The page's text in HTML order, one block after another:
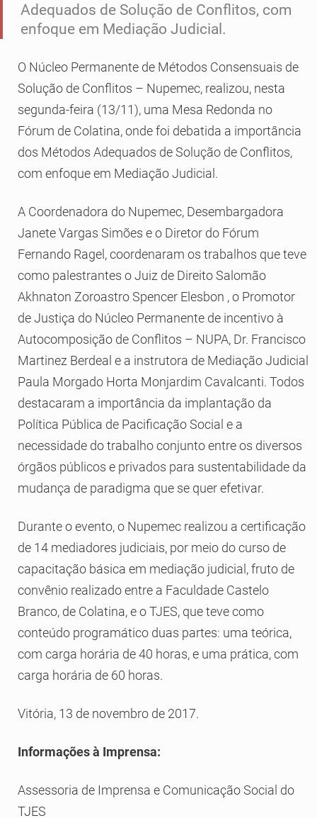
Adequados de Solução de Conflitos, com
enfoque em Mediação Judicial.
O Núcleo Permanente de Métodos Consensuais de
Solução de Conflitos – Nupemec, realizou, nesta
segunda-feira (13/11), uma Mesa Redonda no
Fórum de Colatina, onde foi debatida a importância
dos Métodos Adequados de Solução de Conflitos,
com enfoque em Mediação Judicial.
A Coordenadora do Nupemec, Desembargadora
Janete Vargas Simões e o Diretor do Fórum
Fernando Ragel, coordenaram os trabalhos que teve
como palestrantes o Juiz de Direito Salomão
Akhnaton Zoroastro Spencer Elesbon , o Promotor
de Justiça do Núcleo Permanente de incentivo à
Autocomposição de Conflitos – NUPA, Dr. Francisco
Martinez Berdeal e a instrutora de Mediação Judicial
Paula Morgado Horta Monjardim Cavalcanti. Todos
destacaram a importância da implantação da
Política Pública de Pacificação Social e a
necessidade do trabalho conjunto entre os diversos
órgãos públicos e privados para sustentabilidade da
mudança de paradigma que se quer efetivar.
Durante o evento, o Nupemec realizou a certificação
de 14 mediadores judiciais, por meio do curso de
capacitação básica em mediação judicial, fruto de
convênio realizado entre a Faculdade Castelo
Branco, de Colatina, e o TJES, que teve como
conteúdo programático duas partes: uma teórica,
com carga horária de 40 horas, e uma prática, com
carga horária de 60 horas.
Vitória, 13 de novembro de 2017.
Informações à Imprensa:
Assessoria de Imprensa e Comunicação Social do
TJES